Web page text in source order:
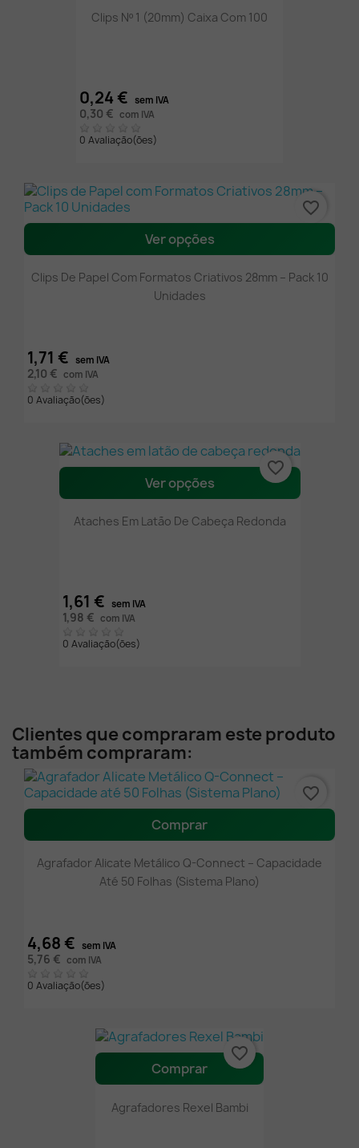
Clips Nº 1 (20mm) Caixa Com 100
0,24 € sem IVA
0,30 € com IVA
0 Avaliação(ões)
Ver opções
Clips De Papel Com Formatos Criativos 28mm – Pack 10
Unidades
1,71 € sem IVA
2,10 € com IVA
0 Avaliação(ões)
favorite_border
Ver opções
Ataches Em Latão De Cabeça Redonda
1,61 € sem IVA
1,98 € com IVA
0 Avaliação(ões)
favorite_border
Clientes que compraram este produto
também compraram:
Comprar
Agrafador Alicate Metálico Q-Connect – Capacidade
Até 50 Folhas (Sistema Plano)
4,68 € sem IVA
5,76 € com IVA
0 Avaliação(ões)
favorite_border
Comprar
Agrafadores Rexel Bambi
favorite_border